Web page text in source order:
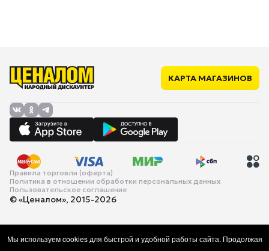
КАРТА МАГАЗИНОВ
Правила торговли (оферта)
Политика в отношении обработки персональных данных
Пользовательское соглашение
© «Ценалом», 2015-2026
Мы используем cookies для быстрой и удобной работы сайта. Продолжая